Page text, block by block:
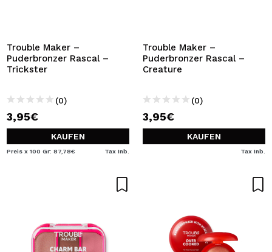
Trouble Maker –
Puderbronzer Rascal –
Trickster
(0)
3,95€
KAUFEN
Preis x 100 Gr: 87,78€ Tax Inb.
Trouble Maker –
Puderbronzer Rascal –
Creature
(0)
3,95€
KAUFEN
Tax Inb.